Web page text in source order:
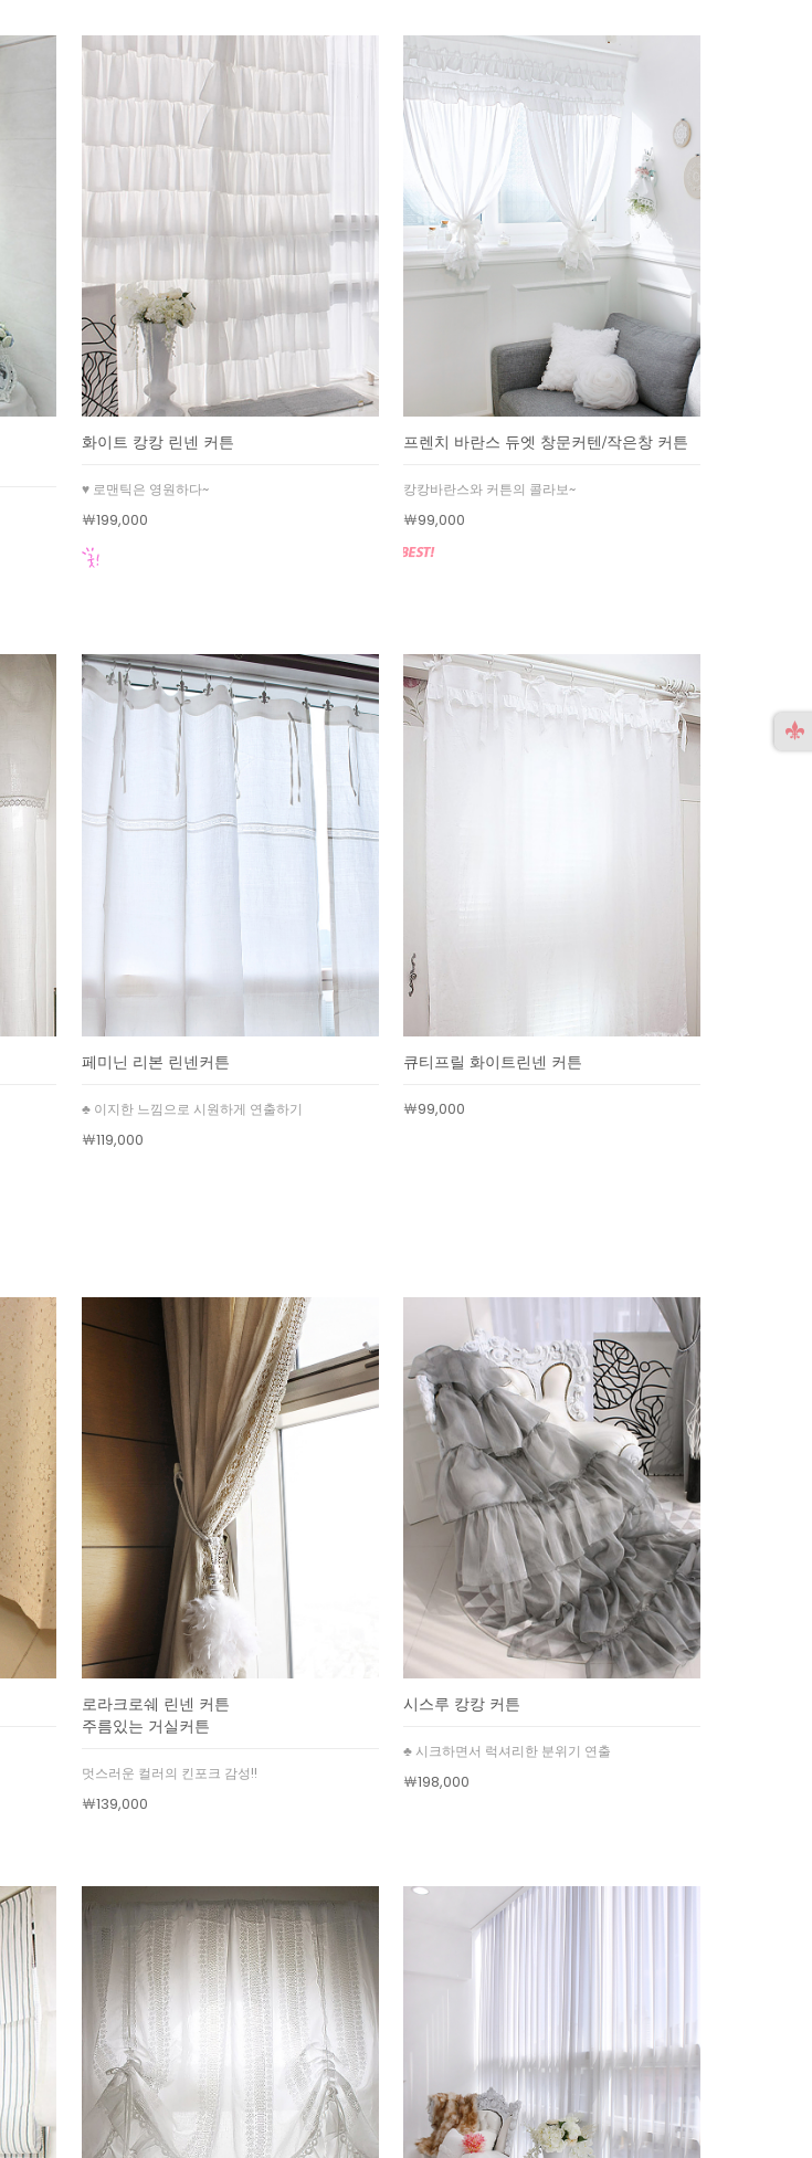
화이트 캉캉 린넨 커튼
♥ 로맨틱은 영원하다~
￦199,000
프렌치 바란스 듀엣 창문커텐/작은창 커튼
캉캉바란스와 커튼의 콜라보~
￦99,000
페미닌 리본 린넨커튼
♣ 이지한 느낌으로 시원하게 연출하기
￦119,000
큐티프릴 화이트린넨 커튼
￦99,000
로라크로쉐 린넨 커튼
주름있는 거실커튼
멋스러운 컬러의 킨포크 감성!!
￦139,000
시스루 캉캉 커튼
♣ 시크하면서 럭셔리한 분위기 연출
￦198,000